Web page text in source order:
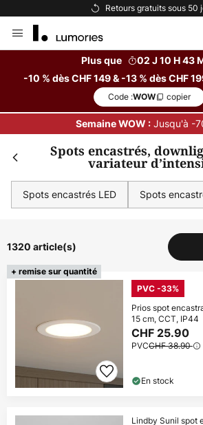
Options de paiement
Allez
au
Plus que
02 J 10 H 43
-10 % dès CHF 149 & -13 % dès CHF
Code :WOW copier
Semaine WOW :Jusqu'à -
Spots encastrés,
variateur
Spots encastrés LED Spots
1320 article(s)
+ remise sur quantité
PVC -33%
Prios spot
15 cm, CCT, IP44
CHF 25.90
PVCCHF 38.90
En stock
Lindby Sunil spot